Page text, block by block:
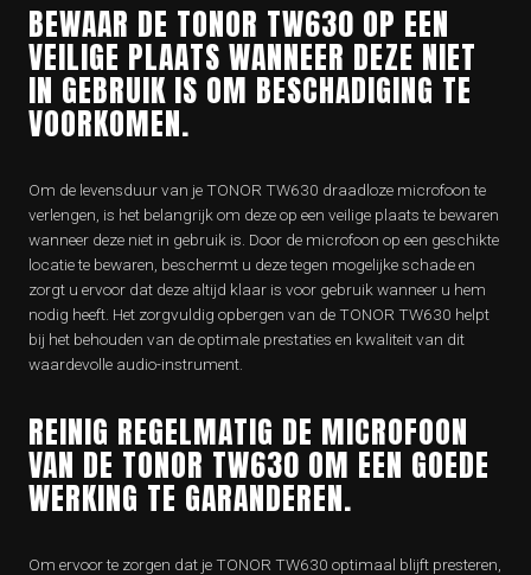
BEWAAR DE TONOR TW630 OP EEN
VEILIGE PLAATS WANNEER DEZE NIET
IN GEBRUIK IS OM BESCHADIGING TE
VOORKOMEN.
Om de levensduur van je TONOR TW630 draadloze microfoon te
verlengen, is het belangrijk om deze op een veilige plaats te bewaren
wanneer deze niet in gebruik is. Door de microfoon op een geschikte
locatie te bewaren, beschermt u deze tegen mogelijke schade en
zorgt u ervoor dat deze altijd klaar is voor gebruik wanneer u hem
nodig heeft. Het zorgvuldig opbergen van de TONOR TW630 helpt
bij het behouden van de optimale prestaties en kwaliteit van dit
waardevolle audio-instrument.
REINIG REGELMATIG DE MICROFOON
VAN DE TONOR TW630 OM EEN GOEDE
WERKING TE GARANDEREN.
Om ervoor te zorgen dat je TONOR TW630 optimaal blijft presteren,